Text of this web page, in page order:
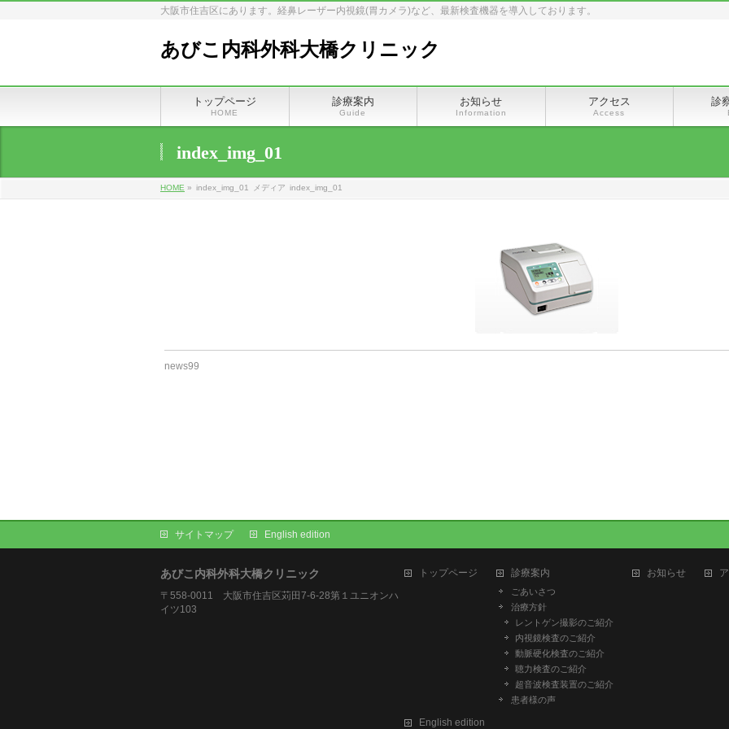
大阪市住吉区にあります。経鼻レーザー内視鏡(胃カメラ)など、最新検査機器を導入しております。
あびこ内科外科大橋クリニック
トップページ
HOME
診療案内
Guide
お知らせ
Information
アクセス
Access
診
index_img_01
HOME » index_img_01 メディア index_img_01
news99
サイトマップ English edition
あびこ内科外科大橋クリニック
〒558-0011 大阪市住吉区苅田7-6-28第１ユニオンハ
イツ103
トップページ 診療案内
ごあいさつ
治療方針
レントゲン撮影のご紹介
内視鏡検査のご紹介
動脈硬化検査のご紹介
聴力検査のご紹介
超音波検査装置のご紹介
患者様の声
お知らせ
English edition